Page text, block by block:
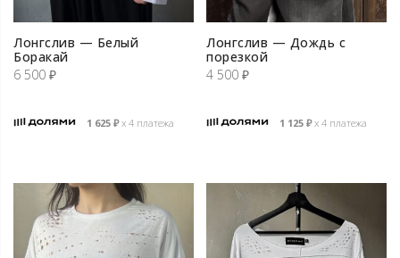
Лонгслив — Белый
Боракай
6 500 ₽
1 625 ₽х 4 платежа
Лонгслив — Дождь с
порезкой
4 500 ₽
1 125 ₽х 4 платежа